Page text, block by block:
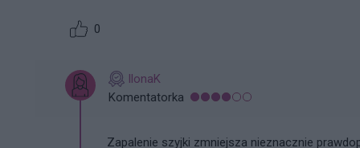
0
IlonaK
Komentatorka
Zapalenie szyjki zmniejsza nieznacznie